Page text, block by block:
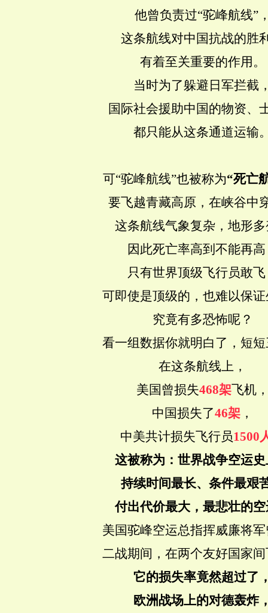
他曾负责过“驼峰航线”
这条航线对中国抗战的胜
有着至关重要的作用。
当时为了躲避日军拦截
国际社会援助中国的物资、
都只能从这条通道运输
可“驼峰航线”也被称为“死亡
要飞越青藏高原，在峡谷中
这条航线气象复杂，地形
因此死亡率高到不能再
只有世界顶级飞行员敢
可即使是顶级的，也难以保
究竟有多恐怖呢？
看一组数据你就明白了，短
在这条航线上，
美国曾损失468架飞机
中国损失了46架 ，
中美共计损失飞行员1500
这被称为：世界战争空运
持续时间最长、条件最艰
付出代价最大，最悲壮的
美国驼峰空运总指挥威廉将
二战期间，在两个友好国家
它的损失率竟然超过了
欧洲战场上的对德轰炸